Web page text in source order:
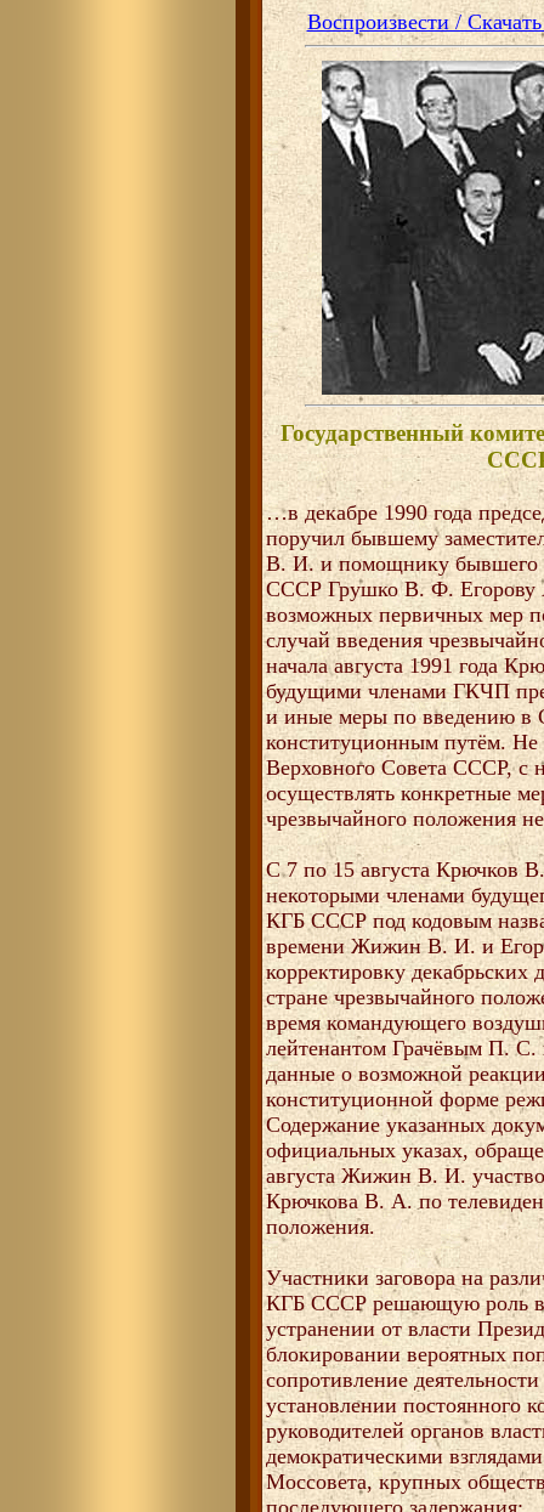
Воспроизвести /
Государственный
…в декабре 1990 года
поручил бывшему
В. И. и помощнику бывшего
СССР Грушко В. Ф. Егорову
возможных первичных мер
случай введения
начала августа 1991 года
будущими членами ГКЧП
и иные меры по введению в
конституционным путём.
Верховного Совета СССР, с
осуществлять конкретные
чрезвычайного положения
С 7 по 15 августа Крючков
некоторыми членами
КГБ СССР под кодовым
времени Жижин В. И. и
корректировку
стране чрезвычайного
время командующего
лейтенантом Грачёвым П.
данные о возможной
конституционной форме
Содержание указанных
официальных указах,
августа Жижин В. И.
Крючкова В. А. по
положения.
Участники заговора на
КГБ СССР решающую роль
устранении от власти
блокировании вероятных
сопротивление
установлении постоянного
руководителей органов
демократическими
Моссовета, крупных
последующего задержания;